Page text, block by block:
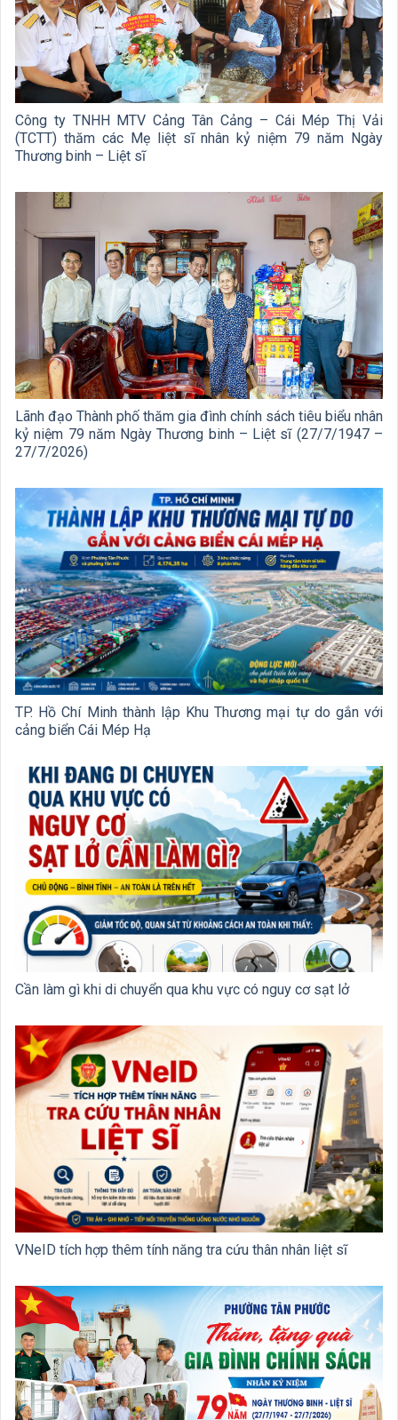
Công ty TNHH MTV Cảng Tân Cảng – Cái Mép Thị Vải
(TCTT) thăm các Mẹ liệt sĩ nhân kỷ niệm 79 năm Ngày
Thương binh – Liệt sĩ
Lãnh đạo Thành phố thăm gia đình chính sách tiêu biểu nhân
kỷ niệm 79 năm Ngày Thương binh – Liệt sĩ (27/7/1947 –
27/7/2026)
TP. Hồ Chí Minh thành lập Khu Thương mại tự do gắn với
cảng biển Cái Mép Hạ
Cần làm gì khi di chuyển qua khu vực có nguy cơ sạt lở
VNeID tích hợp thêm tính năng tra cứu thân nhân liệt sĩ